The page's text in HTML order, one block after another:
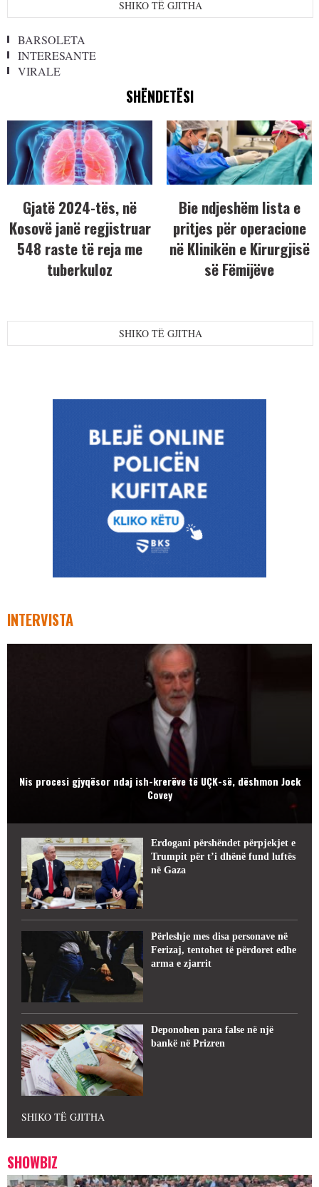
SHIKO TË GJITHA
BARSOLETA
INTERESANTE
VIRALE
SHËNDETËSI
Gjatë 2024-tës, në
Kosovë janë regjistruar
548 raste të reja me
tuberkuloz
Bie ndjeshëm lista e
pritjes për operacione
në Klinikën e Kirurgjisë
së Fëmijëve
SHIKO TË GJITHA
INTERVISTA
Nis procesi gjyqësor ndaj ish-krerëve të UÇK-së, dëshmon Jock
Covey
Erdogani përshëndet përpjekjet e
Trumpit për t’i dhënë fund luftës
në Gaza
Përleshje mes disa personave në
Ferizaj, tentohet të përdoret edhe
arma e zjarrit
Deponohen para false në një
bankë në Prizren
SHIKO TË GJITHA
SHOWBIZ